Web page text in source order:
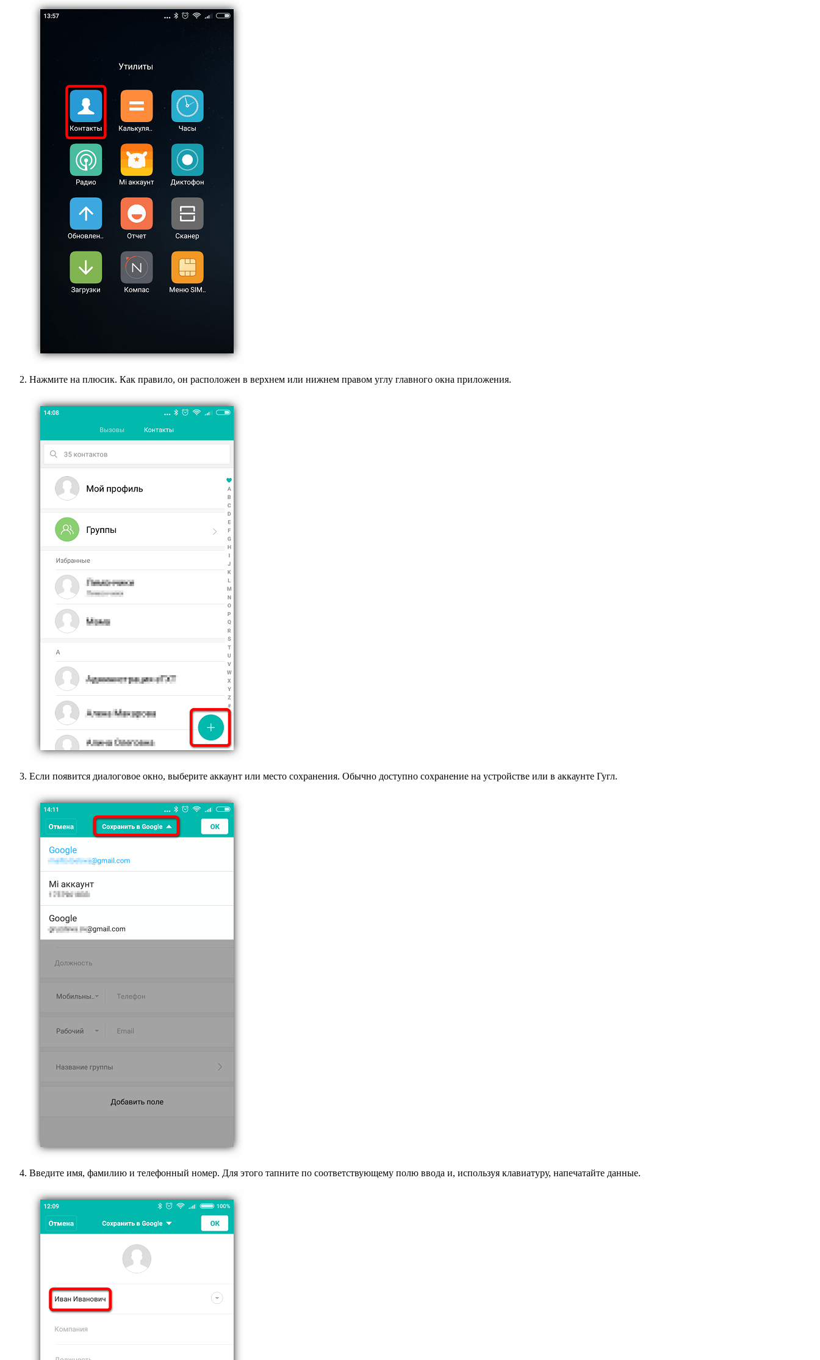
Нажмите на плюсик. Как правило, он расположен в верхнем или нижнем правом углу главного окна приложения.
Если появится диалоговое окно, выберите аккаунт или место сохранения. Обычно доступно сохранение на устройстве или в аккаунте Гугл.
Введите имя, фамилию и телефонный номер. Для этого тапните по соответствующему полю ввода и, используя клавиатуру, напечатайте данные.